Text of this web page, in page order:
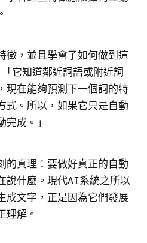
徵，並且學會了如何做到這
它知道鄰近詞語或附近詞
現在能夠預測下一個詞的特
式。所以，如果它只是自動
成。」
的真理：要做好真正的自動
說什麼。現代AI系統之所以
成文字，正是因為它們發展
理解。